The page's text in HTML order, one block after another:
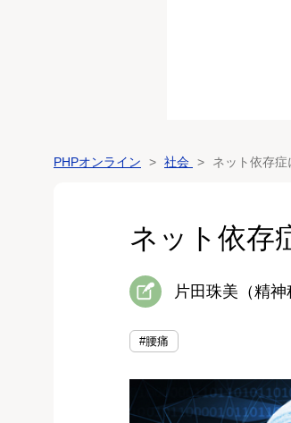
PHPオンライン 社会 ネット依存
ネット依存
片田珠美（精神
#腰痛